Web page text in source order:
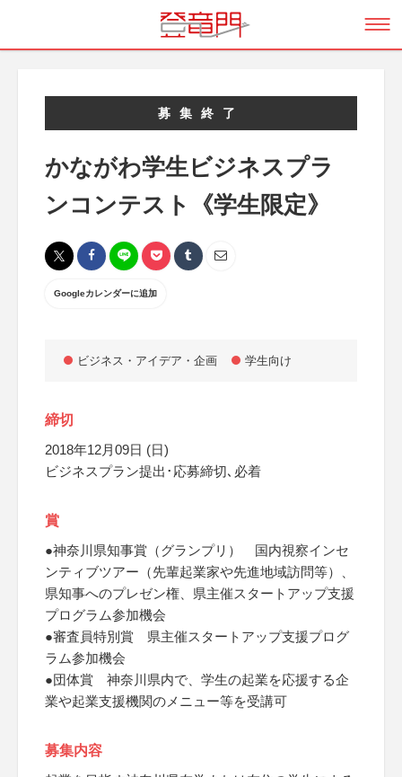
募集終了
かながわ学生ビジネスプラ
ンコンテスト《学生限定》
Googleカレンダーに追加
ビジネス・アイデア・企画 学生向け
締切
2018年12月09日 (日)
ビジネスプラン提出･応募締切､必着
賞
●神奈川県知事賞（グランプリ） 国内視察インセ
ンティブツアー（先輩起業家や先進地域訪問等）、
県知事へのプレゼン権、県主催スタートアップ支援
プログラム参加機会
●審査員特別賞 県主催スタートアップ支援プログ
ラム参加機会
●団体賞 神奈川県内で、学生の起業を応援する企
業や起業支援機関のメニュー等を受講可
募集内容